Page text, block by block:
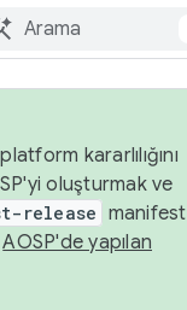
kararlılığını
oluşturmak ve
release manifest
AOSP'de yapılan